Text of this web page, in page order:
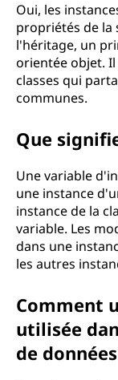
Oui, les
propriétés de la
l'héritage, un
orientée objet.
classes qui
communes.
Que
Une variable
une instance
instance de la
variable. Les
dans une
les autres
Comment
utilisée
de